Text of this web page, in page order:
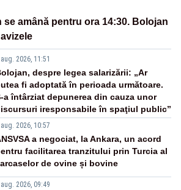
amână pentru ora 14:30. Bolojan
2026, 11:51
despre legea salarizării: „Ar
fi adoptată în perioada următoare.
a întârziat depunerea din cauza unor
iresponsabile în spaţiul public”
2026, 10:57
a negociat, la Ankara, un acord
facilitarea tranzitului prin Turcia al
de ovine și bovine
2026, 09:49